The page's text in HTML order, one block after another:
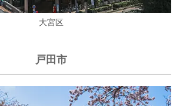
大宮区
戸田市